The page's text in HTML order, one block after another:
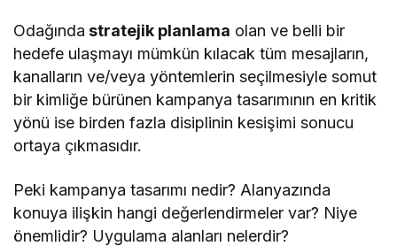
Odağında stratejik planlama olan ve belli bir
hedefe ulaşmayı mümkün kılacak tüm mesajların,
kanalların ve/veya yöntemlerin seçilmesiyle somut
bir kimliğe bürünen kampanya tasarımının en kritik
yönü ise birden fazla disiplinin kesişimi sonucu
ortaya çıkmasıdır.
Peki kampanya tasarımı nedir? Alanyazında
konuya ilişkin hangi değerlendirmeler var? Niye
önemlidir? Uygulama alanları nelerdir?